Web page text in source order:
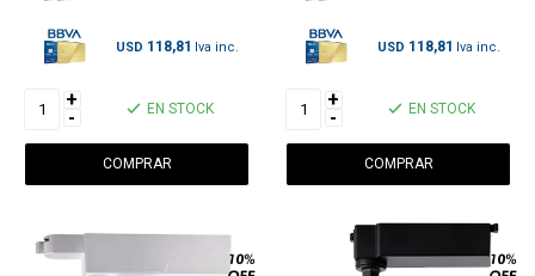
USD 118,81
+
- EN STOCK
USD 118,81
+
- EN STOCK